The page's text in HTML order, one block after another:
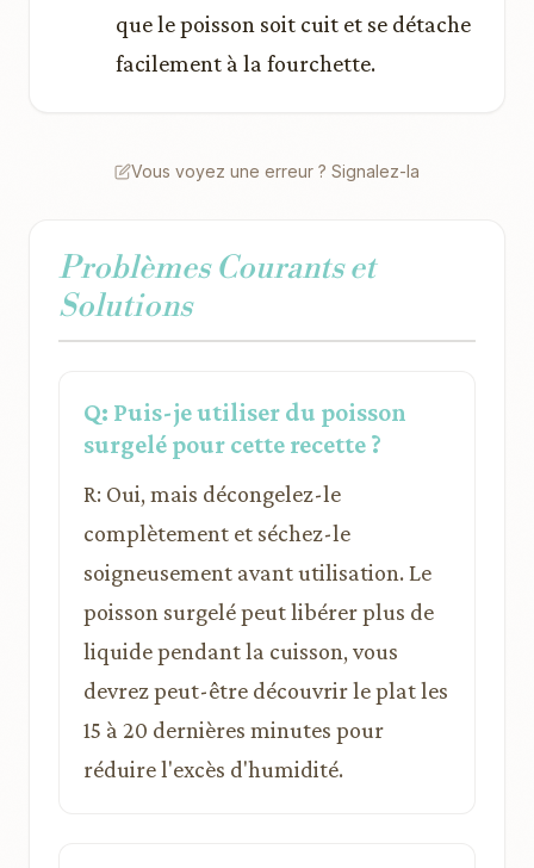
que le poisson soit cuit et se détache
facilement à la fourchette.
Vous voyez une erreur ? Signalez-la
Problèmes Courants et
Solutions
Q: Puis-je utiliser du poisson
surgelé pour cette recette ?
R: Oui, mais décongelez-le
complètement et séchez-le
soigneusement avant utilisation. Le
poisson surgelé peut libérer plus de
liquide pendant la cuisson, vous
devrez peut-être découvrir le plat les
15 à 20 dernières minutes pour
réduire l'excès d'humidité.